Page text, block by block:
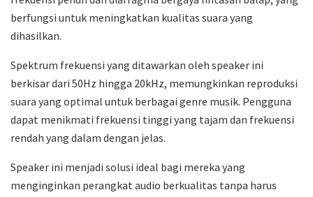
berfungsi untuk meningkatkan kualitas suara yang
dihasilkan.
Spektrum frekuensi yang ditawarkan oleh speaker ini
berkisar dari 50Hz hingga 20kHz, memungkinkan reproduksi
suara yang optimal untuk berbagai genre musik. Pengguna
dapat menikmati frekuensi tinggi yang tajam dan frekuensi
rendah yang dalam dengan jelas.
Speaker ini menjadi solusi ideal bagi mereka yang
menginginkan perangkat audio berkualitas tanpa harus